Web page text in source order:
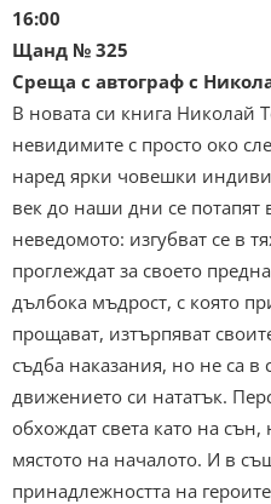
16:00
Щанд № 325
Среща с автограф с
В новата си книга Николай
невидимите с просто око
наред ярки човешки
век до наши дни се
неведомото: изгубват се в
проглеждат за своето
дълбока мъдрост, с която
прощават, изтърпяват
съдба наказания, но не са в
движението си нататък.
обхождат света като на
мястото на началото. И в
принадлежността на